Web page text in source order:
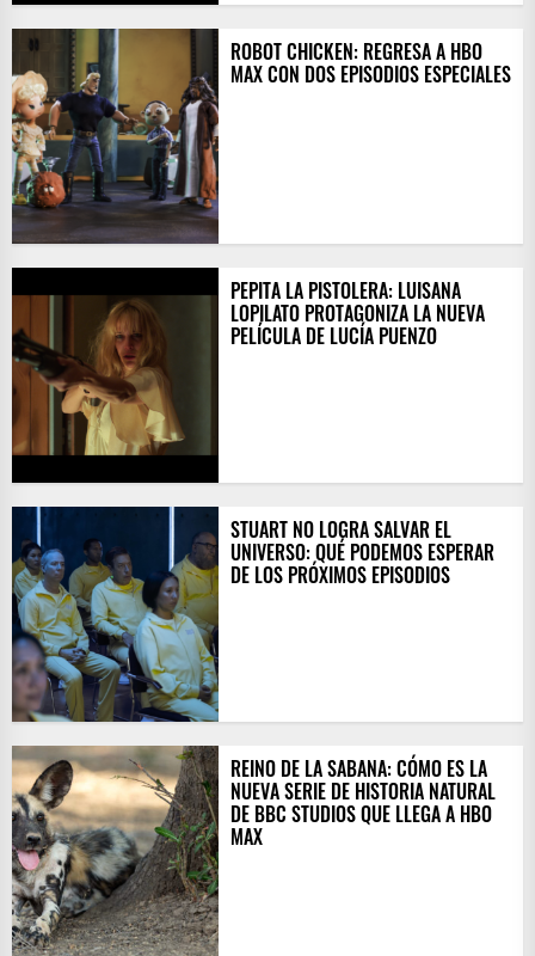
ROBOT CHICKEN: REGRESA A HBO
MAX CON DOS EPISODIOS ESPECIALES
PEPITA LA PISTOLERA: LUISANA
LOPILATO PROTAGONIZA LA NUEVA
PELÍCULA DE LUCÍA PUENZO
STUART NO LOGRA SALVAR EL
UNIVERSO: QUÉ PODEMOS ESPERAR
DE LOS PRÓXIMOS EPISODIOS
​REINO DE LA SABANA: CÓMO ES LA
NUEVA SERIE DE HISTORIA NATURAL
DE BBC STUDIOS QUE LLEGA A HBO
MAX